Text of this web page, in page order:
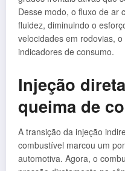
Desse modo, o fluxo de ar
fluidez, diminuindo o
velocidades em rodovias,
indicadores de consumo.
Injeção
queima de
A transição da injeção
combustível marcou um
automotiva. Agora, o